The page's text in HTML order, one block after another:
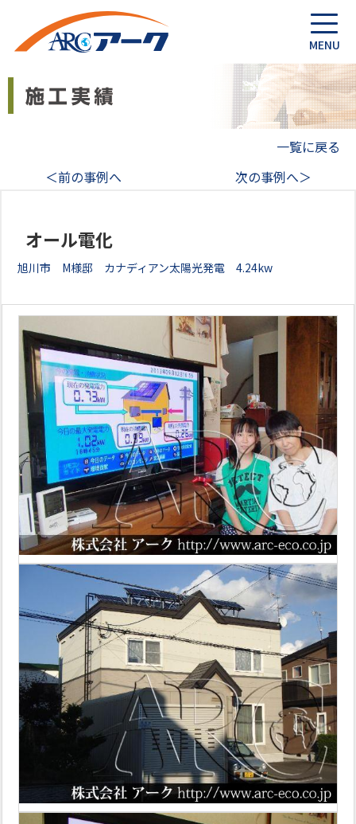
一覧に戻る
＜前の事例へ
次の事例へ＞
オール電化
旭川市 M様邸 カナディアン太陽光発電 4.24kw